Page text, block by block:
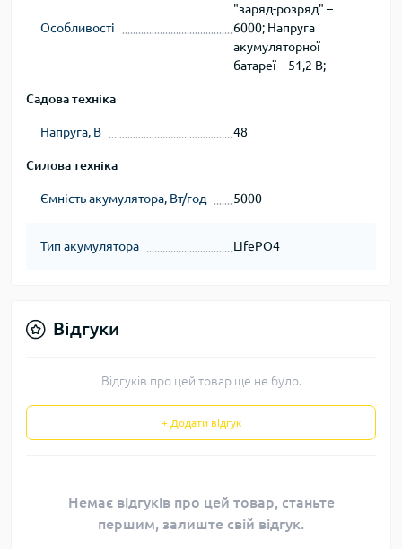
Особливості
"заряд-розряд" –
6000; Напруга
акумуляторної
батареї – 51,2 В;
Садова техніка
Напруга, В 48
Силова техніка
Ємність акумулятора, Вт/год 5000
Тип акумулятора LifePO4
Відгуки
Відгуків про цей товар ще не було.
+ Додати відгук
Немає відгуків про цей товар, станьте
першим, залиште свій відгук.